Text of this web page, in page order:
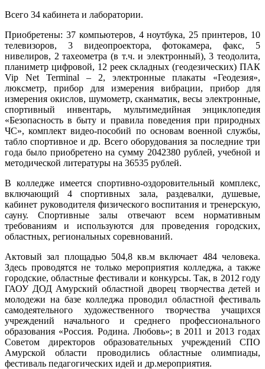
Всего 34 кабинета и лаборатории.
Приобретены: 37 компьютеров, 4 ноутбука, 25 принтеров, 10
телевизоров, 3 видеопроектора, фотокамера, факс, 5
нивелиров, 2 тахеометра (в т.ч. и электронный), 3 теодолита,
планиметр цифровой, 12 реек складных (геодезических) ПАК
Vip Net Terminal – 2, электронные плакаты «Геодезия»,
люксметр, прибор для измерения вибрации, прибор для
измерения окислов, шумометр, сканматик, весы электронные,
спортивный инвентарь, мультимедийная энциклопедия
«Безопасность в быту и правила поведения при природных
ЧС», комплект видео-пособий по основам военной службы,
табло спортивное и др. Всего оборудования за последние три
года было приобретено на сумму 2042380 рублей, учебной и
методической литературы на 36535 рублей.
В колледже имеется спортивно-оздоровительный комплекс,
включающий 4 спортивных зала, раздевалки, душевые,
кабинет руководителя физического воспитания и тренерскую,
сауну. Спортивные залы отвечают всем нормативным
требованиям и используются для проведения городских,
областных, региональных соревнований.
Актовый зал площадью 504,8 кв.м включает 484 человека.
Здесь проводятся не только мероприятия колледжа, а также
городские, областные фестивали и конкурсы. Так, в 2012 году
ГАОУ ДОД Амурский областной дворец творчества детей и
молодежи на базе колледжа проводил областной фестиваль
самодеятельного художественного творчества учащихся
учреждений начального и среднего профессионального
образования «Россия. Родина. Любовь»; в 2011 и 2013 годах
Советом директоров образовательных учреждений СПО
Амурской области проводились областные олимпиады,
фестиваль педагогических идей и др.мероприятия.